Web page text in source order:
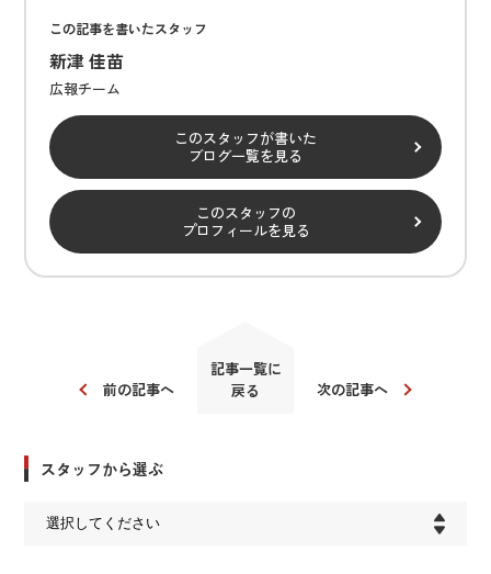
この記事を書いたスタッフ
新津 佳苗
広報チーム
このスタッフが書いた
ブログ一覧を見る
このスタッフの
プロフィールを見る
前の記事へ
記事一覧に
戻る
次の記事へ
スタッフから選ぶ